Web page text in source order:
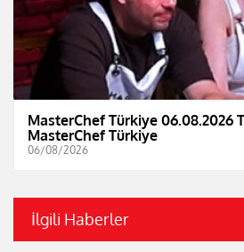
MasterChef Türkiye 06.08.2026
MasterChef Türkiye
06/08/2026
İlgili Haberler